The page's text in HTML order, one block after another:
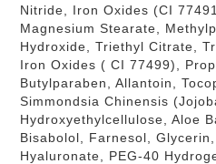
Nitride, Iron Oxides (CI
Magnesium Stearate,
Hydroxide, Triethyl Citrate,
Iron Oxides ( CI 77499),
Butylparaben, Allantoin,
Simmondsia Chinensis
Hydroxyethylcellulose, Aloe
Bisabolol, Farnesol,
Hyaluronate, PEG-40